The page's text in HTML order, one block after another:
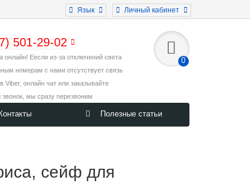
Личный кабинет
Язык
501-29-02
онлайн! Еесли из-за отключений света
номерам с нами отсутствует связь
Viber, онлайн чат или заказывайте
звонок, мы сразу перезвоним
0
Контакты Полезные статьи
сейф для